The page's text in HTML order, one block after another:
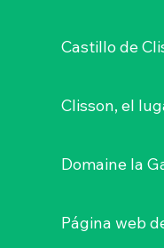
Castillo de
Clisson, el
Domaine la
Página web
en
para